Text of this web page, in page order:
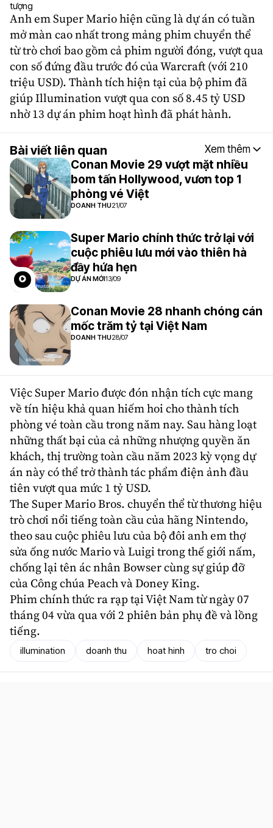
tượng
Anh em Super Mario hiện cũng là dự án có tuần
mở màn cao nhất trong mảng phim chuyển thể
từtrò chơi bao gồm cả phim người đóng, vượt qua
con số đứng đầu trước đó của Warcraft (với 210
triệu USD). Thành tích hiện tại của bộ phim đã
giúp Illumination vượt qua con số 8.45 tỷ USD
nhờ 13 dự án phim hoạt hình đã phát hành.
Bài viết liên quan Xem thêm
Conan Movie 29 vượt mặt nhiều
bom tấn Hollywood, vươn top 1
phòng vé Việt
DOANH THU21/07
Super Mario chính thức trở lại với
cuộc phiêu lưu mới vào thiên hà
đầy hứa hẹn
DỰ ÁN MỚI13/09
Conan Movie 28 nhanh chóng cán
mốc trăm tỷ tại Việt Nam
DOANH THU28/07
Việc Super Mario được đón nhận tích cực mang
về tín hiệu khả quan hiếm hoi cho thành tích
phòng vé toàn cầu trong năm nay. Sau hàng loạt
những thất bại của cả những nhượng quyền ăn
khách, thị trường toàn cầu năm 2023 kỳ vọng dự
án này có thể trở thành tác phẩm điện ảnh đầu
tiên vượt qua mức 1 tỷ USD.
The Super Mario Bros. chuyển thể từ thương hiệu
trò chơi nổi tiếng toàn cầu của hãng Nintendo,
theo sau cuộc phiêu lưu của bộ đôi anh em thợ
sửa ống nước Mario và Luigi trong thế giới nấm,
chống lại tên ác nhân Bowser cùng sự giúp đỡ
của Công chúa Peach và Doney King.
Phim chính thức ra rạp tại Việt Nam từ ngày 07
tháng 04 vừa qua với 2 phiên bản phụ đề và lồng
tiếng.
illumination doanh thu hoat hinh tro choi